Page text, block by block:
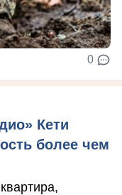
0
Кети
более чем